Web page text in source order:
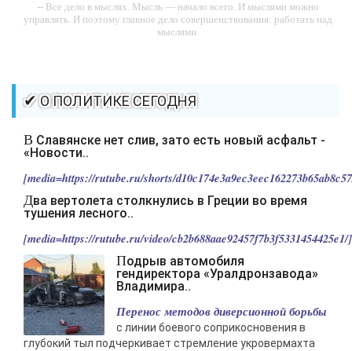
-- Все дело в мыслях. Мысль — начало всего. И мыслями можно
управлять. И поэтому главное дело совершенствования: работать над
мыслями.
-- Самое большое богатство — это ум. Самая большая нищета —
глупость. Из всех страхов самый пугающий — самолюбование.
-- Лучшее, что можно сделать с хорошим советом, это пропустить его
мимо ушей. Он никогда не бывает полезен никому, кроме того, кто его
-- Люблю давать советы и очень не люблю, когда их дают мне.
✔ О ПОЛИТИКЕ СЕГОДНЯ
В Славянске нет слив, зато есть новый асфальт -
«Новости..
[media=https://rutube.ru/shorts/
Два вертолета столкнулись в Греции во время
тушения лесного..
[media=https://rutube.ru/video/
Подрыв автомобиля
гендиректора «Уралдронзавода»
Владимира..
Перенос методов диверсионной борьбы
с линии боевого соприкосновения в
глубокий тыл подчеркивает стремление укровермахта